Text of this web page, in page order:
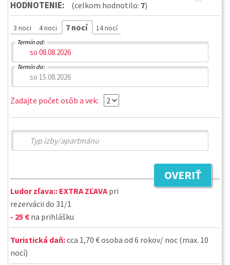
HODNOTENIE: (celkom hodnotilo: 7)
3 noci 4 noci 7 nocí 14 nocí
Termín od:
Termín do:
Zadajte počet osôb a vek:
OVERIŤ
Ludor zľava:: EXTRA ZĽAVA pri
rezervácii do 31/1
- 25 € na prihlášku
Turistická daň:cca 1,70 € osoba od 6 rokov/ noc (max. 10
nocí)